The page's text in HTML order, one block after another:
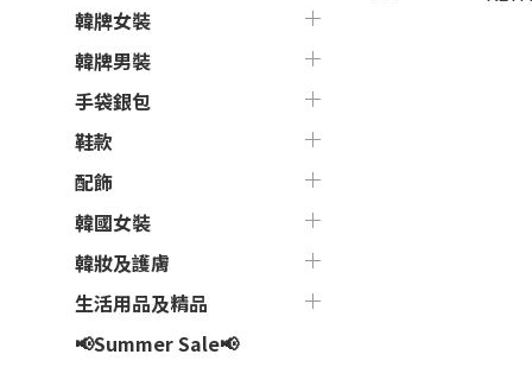
韓牌女裝
韓牌男裝
手袋銀包
鞋款
配飾
韓國女裝
韓妝及護膚
生活用品及精品
📢Summer Sale📢